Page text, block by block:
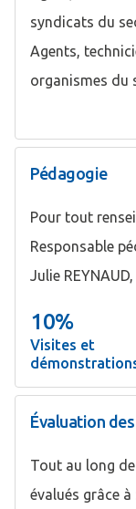
syndicats du
Agents,
organismes du
Pédagogie
Pour tout
Responsable
Julie REYNAUD,
10%
Visites et
Évaluation
Tout au long
évalués grâce à